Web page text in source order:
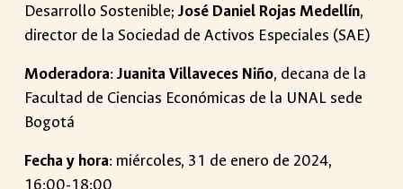
Desarrollo Sostenible;José Daniel Rojas Medellín,
director de la Sociedad de Activos Especiales (SAE)
Moderadora:Juanita Villaveces Niño, decana de la
Facultad de Ciencias Económicas de la UNAL sede
Bogotá
Fecha y hora: miércoles, 31 de enero de 2024,